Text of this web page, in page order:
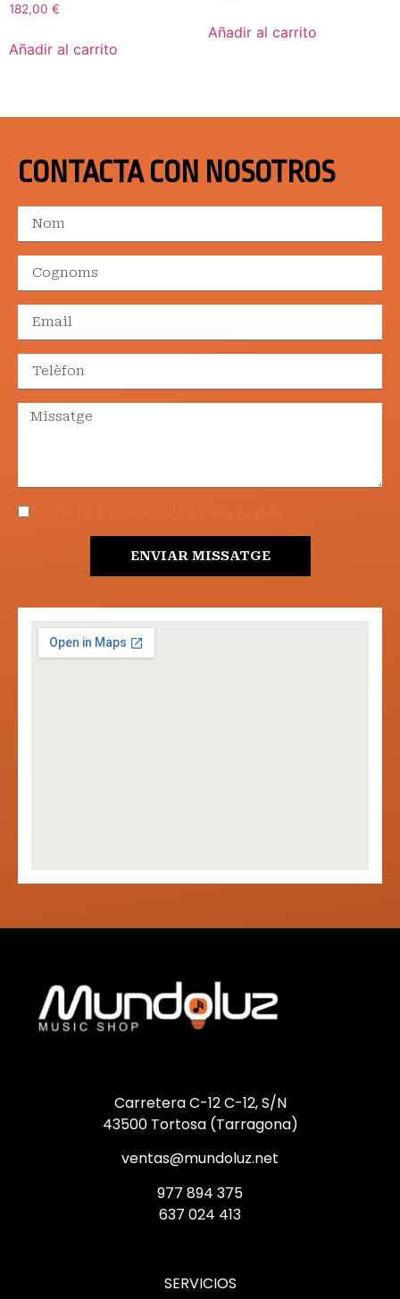
182,00 €
Añadir al carrito
Añadir al carrito
CONTACTA CON NOSOTROS
ENVIAR MISSATGE
Carretera C-12 C-12, S/N
43500 Tortosa (Tarragona)
ventas@mundoluz.net
977 894 375
637 024 413
SERVICIOS